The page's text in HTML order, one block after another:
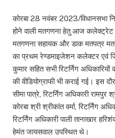
कोरबा 28 नवंबर 2023/विधानसभा
होने वाली मतगणना हेतु आज कलेक्ट्रेट
मतगणना सहायक और डाक मतपत्र
का प्रथम रेण्डमाइजेशन कलेक्टर एवं
कुमार सहित सभी रिटर्निंग अधिकारियों
की वीडियोग्राफी भी कराई गई। इस
सीमा पात्रे, रिटर्निंग अधिकारी रामपुर
कोरबा श्री श्रीकांत वर्मा, रिटर्निंग
रिटर्निंग अधिकारी पाली तानाखार
हेमंत जायसवाल उपस्थित थे।